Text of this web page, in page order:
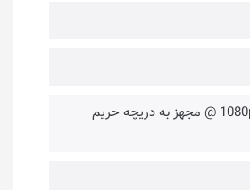
1080p FHD camera @ مجهز به دریچه حریم